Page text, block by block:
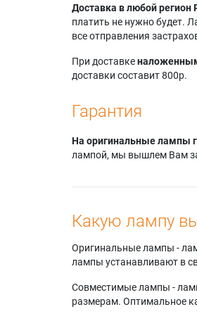
Доставка в любой регион
платить не нужно будет.
все отправления
При доставке
доставки составит 800р.
Гарантия
На оригинальные лампы
лампой, мы вышлем Вам
Какую лампу
Оригинальные лампы -
лампы устанавливают в
Совместимые лампы -
размерам. Оптимальное